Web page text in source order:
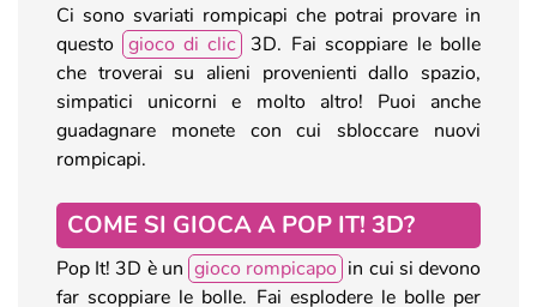
Ci sono svariati rompicapi che potrai provare in
questo gioco di clic 3D. Fai scoppiare le bolle
che troverai su alieni provenienti dallo spazio,
simpatici unicorni e molto altro! Puoi anche
guadagnare monete con cui sbloccare nuovi
rompicapi.
COME SI GIOCA A POP IT! 3D?
Pop It! 3D è un gioco rompicapo in cui si devono
far scoppiare le bolle. Fai esplodere le bolle per